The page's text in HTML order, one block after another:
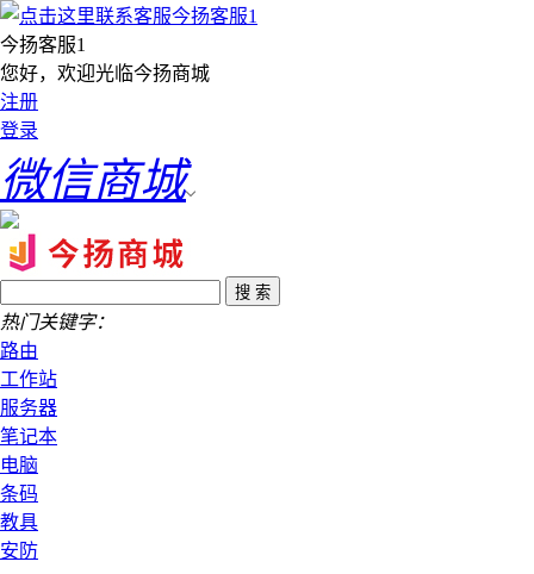
今扬客服1
您好，欢迎光临今扬商城
注册
登录
微信商城
热门关键字：
路由
工作站
服务器
笔记本
电脑
条码
教具
安防